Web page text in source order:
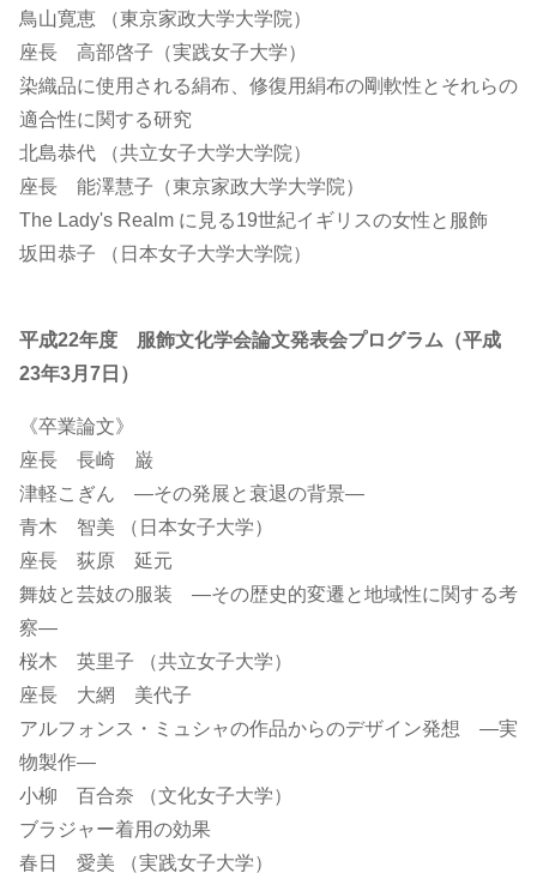
鳥山寛恵 （東京家政大学大学院）
座長 高部啓子（実践女子大学）
染織品に使用される絹布、修復用絹布の剛軟性とそれらの
適合性に関する研究
北島恭代 （共立女子大学大学院）
座長 能澤慧子（東京家政大学大学院）
The Lady's Realm に見る19世紀イギリスの女性と服飾
坂田恭子 （日本女子大学大学院）
平成22年度 服飾文化学会論文発表会プログラム（平成
23年3月7日）
《卒業論文》
座長 長崎 巌
津軽こぎん ―その発展と衰退の背景―
青木 智美 （日本女子大学）
座長 荻原 延元
舞妓と芸妓の服装 ―その歴史的変遷と地域性に関する考
察―
桜木 英里子 （共立女子大学）
座長 大網 美代子
アルフォンス・ミュシャの作品からのデザイン発想 ―実
物製作―
小柳 百合奈 （文化女子大学）
ブラジャー着用の効果
春日 愛美 （実践女子大学）